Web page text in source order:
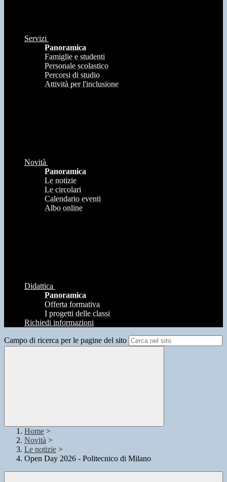
Servizi
Panoramica
Famiglie e studenti
Personale scolastico
Percorsi di studio
Attività per l'inclusione
Novità
Panoramica
Le notizie
Le circolari
Calendario eventi
Albo online
Didattica
Panoramica
Offerta formativa
I progetti delle classi
Richiedi informazioni
Campo di ricerca per le pagine del sito
Home >
Novità >
Le notizie >
Open Day 2026 - Politecnico di Milano